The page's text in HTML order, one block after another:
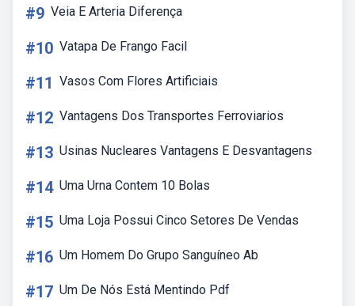
#9 Veia E Arteria Diferença
#10 Vatapa De Frango Facil
#11 Vasos Com Flores Artificiais
#12 Vantagens Dos Transportes Ferroviarios
#13 Usinas Nucleares Vantagens E Desvantagens
#14 Uma Urna Contem 10 Bolas
#15 Uma Loja Possui Cinco Setores De Vendas
#16 Um Homem Do Grupo Sanguíneo Ab
#17 Um De Nós Está Mentindo Pdf